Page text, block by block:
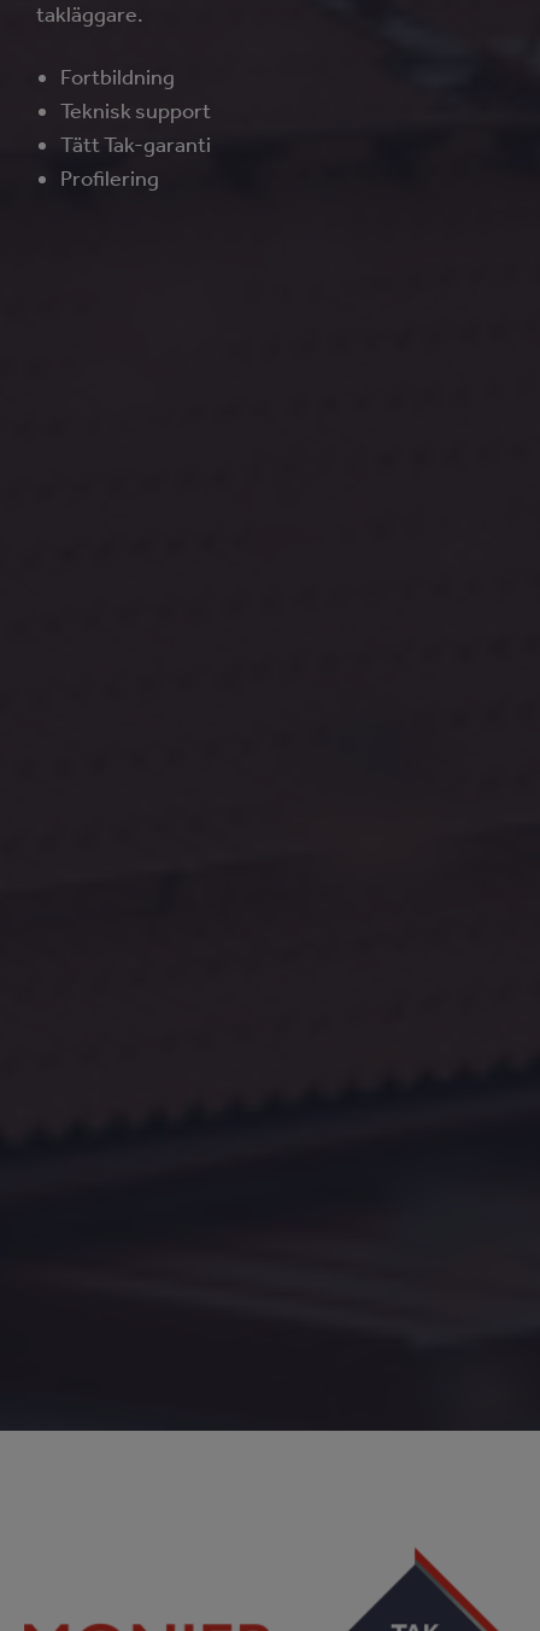
takläggare.
Fortbildning
Teknisk support
Tätt Tak-garanti
Profilering